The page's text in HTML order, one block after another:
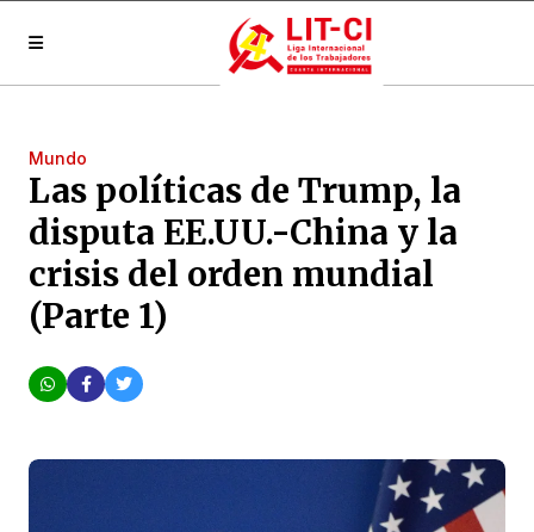
Mundo
Las políticas de Trump, la
disputa EE.UU.-China y la
crisis del orden mundial
(Parte 1)